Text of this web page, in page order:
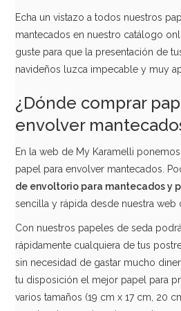
Echa un vistazo a todos nuestros
mantecados en nuestro catálogo
guste para que la presentación de
navideños luzca impecable y muy
¿Dónde comprar
envolver
En la web de My Karamelli
papel para envolver mantecados.
de envoltorio para mantecados y
sencilla y rápida desde nuestra web
Con nuestros papeles de seda
rápidamente cualquiera de tus
sin necesidad de gastar mucho
tu disposición el mejor papel para
varios tamaños (19 cm x 17 cm, 20